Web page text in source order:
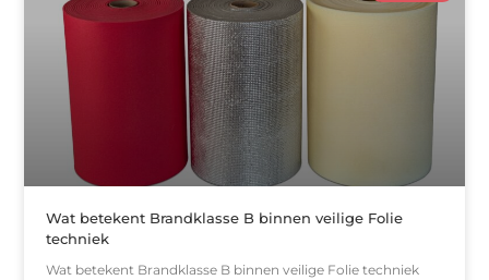
Wat betekent Brandklasse B binnen veilige Folie
techniek
Wat betekent Brandklasse B binnen veilige Folie techniek